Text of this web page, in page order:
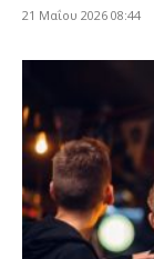
21 Μαΐου 2026 08:44